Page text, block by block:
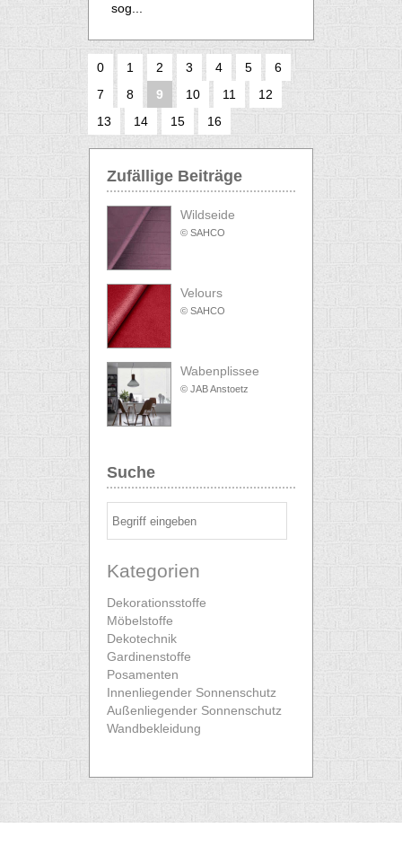
sog...
0 1 2 3 4 5
6
7
8 9 10 11
12
13
14 15 16
Zufällige Beiträge
Wildseide
© SAHCO
Velours
© SAHCO
Wabenplissee
© JAB Anstoetz
Suche
Kategorien
Dekorationsstoffe
Möbelstoffe
Dekotechnik
Gardinenstoffe
Posamenten
Innenliegender Sonnenschutz
Außenliegender Sonnenschutz
Wandbekleidung